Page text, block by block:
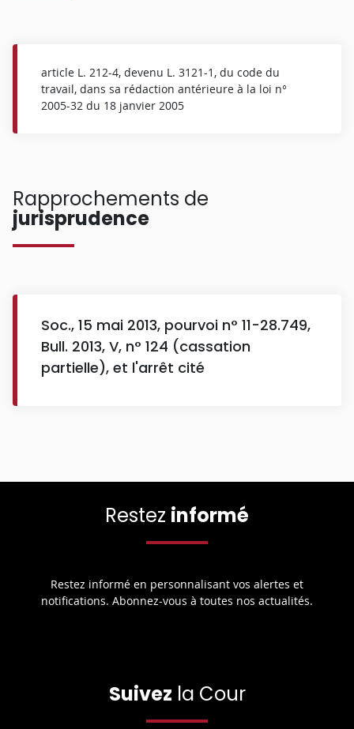
article L. 212-4, devenu L. 3121-1, du code du
travail, dans sa rédaction antérieure à la loi n°
2005-32 du 18 janvier 2005
Rapprochements de
jurisprudence
Soc., 15 mai 2013, pourvoi n° 11-28.749,
Bull. 2013, V, n° 124 (cassation
partielle), et l'arrêt cité
Restez informé
Restez informé en personnalisant vos alertes et
notifications. Abonnez-vous à toutes nos actualités.
Suivez la Cour